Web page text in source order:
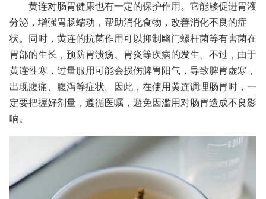
黄连对肠胃健康也有一定的保护作用。它能够促进胃液
分泌，增强胃肠蠕动，帮助消化食物，改善消化不良的症
状。同时，黄连的抗菌作用可以抑制幽门螺杆菌等有害菌在
胃部的生长，预防胃溃疡、胃炎等疾病的发生。不过，由于
黄连性寒，过量服用可能会损伤脾胃阳气，导致脾胃虚寒，
出现腹痛、腹泻等症状。因此，在使用黄连调理肠胃时，一
定要把握好剂量，遵循医嘱，避免因滥用对肠胃造成不良影
响。